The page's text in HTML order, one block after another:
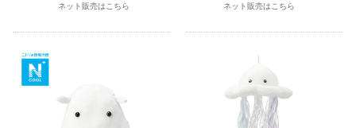
ネット販売はこちら ネット販売はこちら